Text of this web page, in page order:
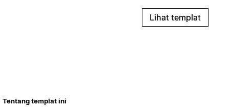
Lihat templat
Tentang templat ini